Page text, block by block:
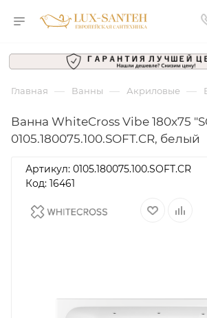
Главная — Ванны — Акриловые —
Ванна WhiteCross Vibe 180x75
0105.180075.100.SOFT.CR, белый
Артикул: 0105.180075.100.SOFT.CR
Код: 16461